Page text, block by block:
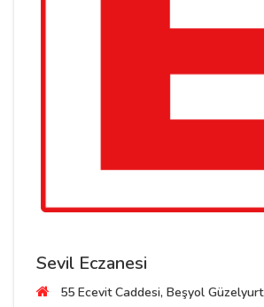
Sevil Eczanesi
55 Ecevit Caddesi, Beşyol Güzelyurt